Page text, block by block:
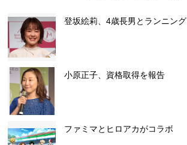
登坂絵莉、4歳長男とランニング
小原正子、資格取得を報告
ファミマとヒロアカがコラボ